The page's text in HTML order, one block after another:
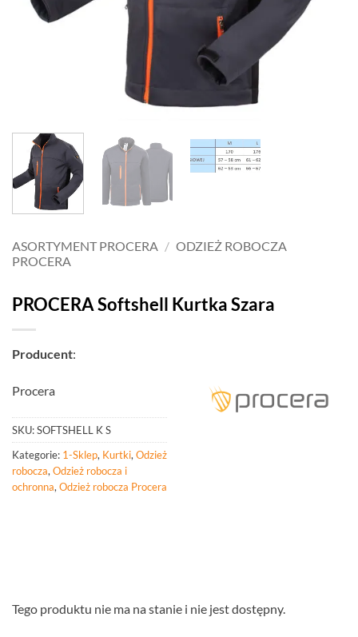
ASORTYMENT PROCERA / ODZIEŻ ROBOCZA
PROCERA
PROCERA Softshell Kurtka Szara
Producent:
Procera
SKU:SOFTSHELL K S
Kategorie: 1-Sklep, Kurtki, Odzież
robocza, Odzież robocza i
ochronna, Odzież robocza Procera
Tego produktu nie ma na stanie i nie jest dostępny.